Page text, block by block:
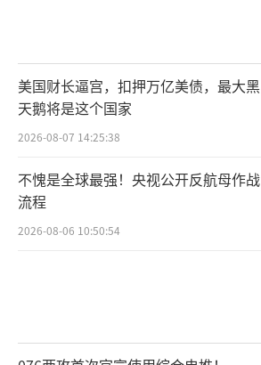
美国财长逼宫，扣押万亿美债，最大黑
天鹅将是这个国家
2026-08-07 14:25:38
不愧是全球最强！央视公开反航母作战
流程
2026-08-06 10:50:54